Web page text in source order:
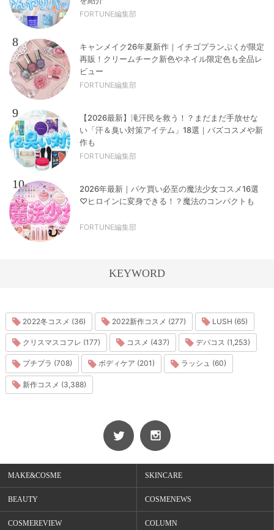
FORTUNE編集部
8
キャンメイク26年夏新作｜イチゴプランぷくが限定
再販！クリームチーク新色やネイル限定色も全品レ
ビュー
FORTUNE編集部
9
【2026最新】滝汗民を救う！？まだまだ手放せな
い「汗＆臭い対策アイテム」18選｜バズコスメや新
作も
FORTUNE編集部
10
2026年最新｜パケ買い必至の魔法少女コスメ16選
♡ヒロインに変身できる！？魔法のコンパクトも
FORTUNE編集部
KEYWORD
2022冬コスメ (36) 2022新作コスメ (277) LUSH (65)
クリスマスコフレ (177) コスメ (437) デパコス (1,253)
プチプラ (708) ボディケア (201) ラッシュ (60)
新作コスメ (3,388)
MAKE&COSME SKINCARE
BEAUTY COSMENEWS
COSMEREVIEW COLUMN